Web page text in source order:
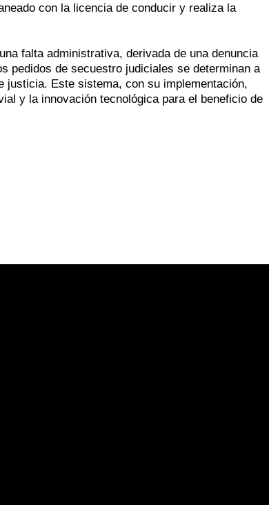
con la licencia de conducir y realiza la
falta administrativa, derivada de una denuncia
pedidos de secuestro judiciales se determinan a
justicia. Este sistema, con su implementación,
y la innovación tecnológica para el beneficio de